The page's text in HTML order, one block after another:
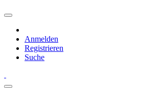
Anmelden
Registrieren
Suche